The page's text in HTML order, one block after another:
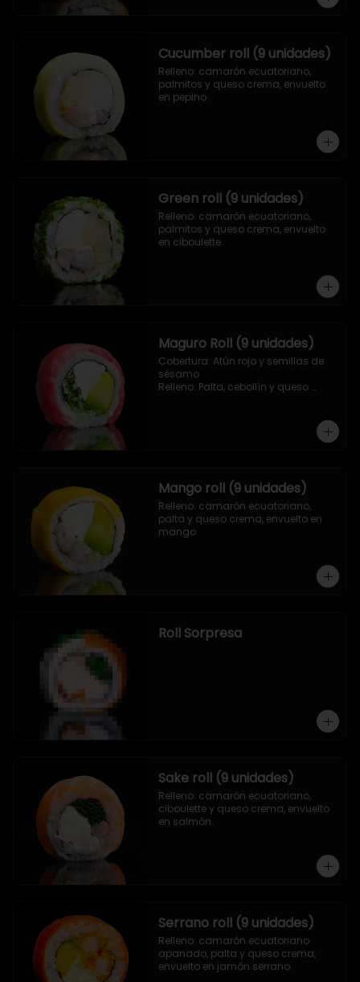
Cucumber roll (9 unidades)
Relleno: camarón ecuatoriano,
palmitos y queso crema, envuelto
en pepino.
Green roll (9 unidades)
Relleno: camarón ecuatoriano,
palmitos y queso crema, envuelto
en ciboulette.
Maguro Roll (9 unidades)
Cobertura: Atún rojo y semillas de
sésamo
Relleno: Palta, cebollín y queso
Mango roll (9 unidades)
Relleno: camarón ecuatoriano,
palta y queso crema, envuelto en
mango.
Roll Sorpresa
Sake roll (9 unidades)
Relleno: camarón ecuatoriano,
ciboulette y queso crema, envuelto
en salmón.
Serrano roll (9 unidades)
Relleno: camarón ecuatoriano
apanado, palta y queso crema,
envuelto en jamón serrano.